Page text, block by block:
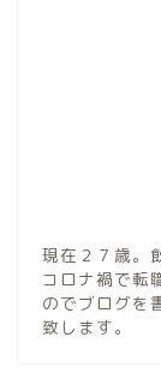
現在２７歳。
コロナ禍で転
のでブログを
致します。